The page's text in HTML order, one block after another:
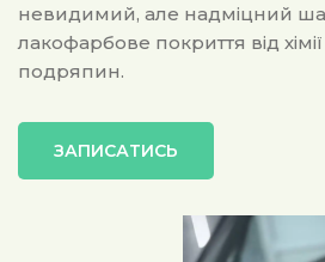
невидимий, але надміцний
лакофарбове покриття від
подряпин.
ЗАПИСАТИСЬ